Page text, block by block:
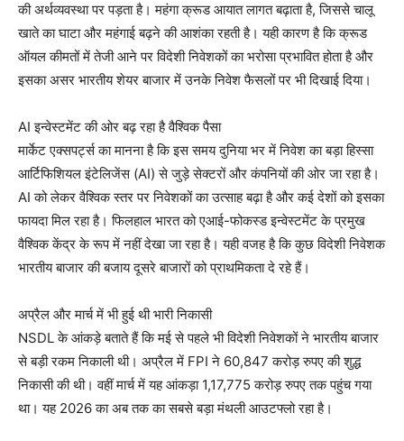
की अर्थव्यवस्था पर पड़ता है। महंगा क्रूड आयात लागत बढ़ाता है, जिससे चालू
खाते का घाटा और महंगाई बढ़ने की आशंका रहती है। यही कारण है कि क्रूड
ऑयल कीमतों में तेजी आने पर विदेशी निवेशकों का भरोसा प्रभावित होता है और
इसका असर भारतीय शेयर बाजार में उनके निवेश फैसलों पर भी दिखाई दिया।
AI इन्वेस्टमेंट की ओर बढ़ रहा है वैश्विक पैसा
मार्केट एक्सपर्ट्स का मानना है कि इस समय दुनिया भर में निवेश का बड़ा हिस्सा
आर्टिफिशियल इंटेलिजेंस (AI) से जुड़े सेक्टरों और कंपनियों की ओर जा रहा है।
AI को लेकर वैश्विक स्तर पर निवेशकों का उत्साह बढ़ा है और कई देशों को इसका
फायदा मिल रहा है। फिलहाल भारत को एआई-फोकस्ड इन्वेस्टमेंट के प्रमुख
वैश्विक केंद्र के रूप में नहीं देखा जा रहा है। यही वजह है कि कुछ विदेशी निवेशक
भारतीय बाजार की बजाय दूसरे बाजारों को प्राथमिकता दे रहे हैं।
अप्रैल और मार्च में भी हुई थी भारी निकासी
NSDL के आंकड़े बताते हैं कि मई से पहले भी विदेशी निवेशकों ने भारतीय बाजार
से बड़ी रकम निकाली थी। अप्रैल में FPI ने 60,847 करोड़ रुपए की शुद्ध
निकासी की थी। वहीं मार्च में यह आंकड़ा 1,17,775 करोड़ रुपए तक पहुंच गया
था। यह 2026 का अब तक का सबसे बड़ा मंथली आउटफ्लो रहा है।